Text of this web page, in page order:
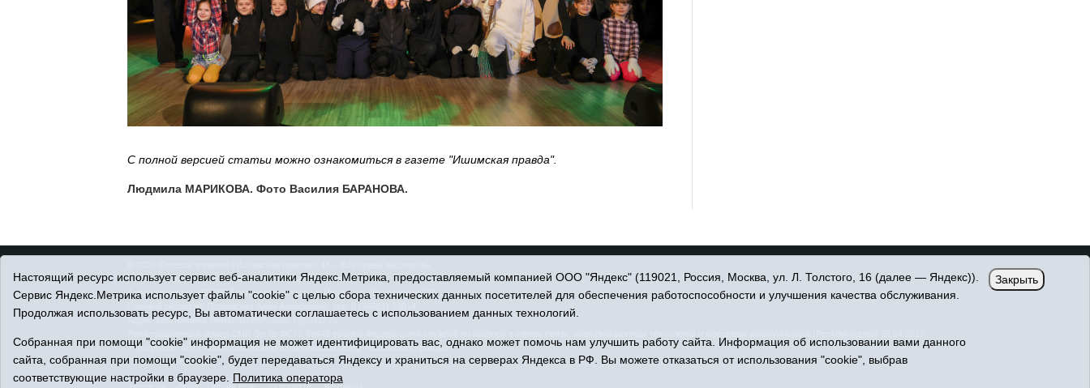
С полной версией статьи можно ознакомиться в газете "Ишимская правда".
Людмила МАРИКОВА. Фото Василия БАРАНОВА.
© При использовании материалов ссылка обязательна.
Адрес редакции: 627750 Тюменская область, г. Ишим, ул. Пономарёва, 39.
Адрес электронной почты:IshimPravda-1@obl72.ru
Учредитель: АНО «Информационно-издательский центр «Ишимская правда».
Политика оператора
Настоящий ресурс использует сервис веб-аналитики Яндекс.Метрика, предоставляемый компанией ООО "Яндекс" (119021, Россия, Москва, ул. Л. Толстого, 16 (далее — Яндекс)).
Сервис Яндекс.Метрика использует файлы "cookie" с целью сбора технических данных посетителей для обеспечения работоспособности и улучшения качества обслуживания.
Продолжая использовать ресурс, Вы автоматически соглашаетесь с использованием данных технологий.
Собранная при помощи "cookie" информация не может идентифицировать вас, однако может помочь нам улучшить работу сайта. Информация об использовании вами данного
сайта, собранная при помощи "cookie", будет передаваться Яндексу и храниться на серверах Яндекса в РФ. Вы можете отказаться от использования "cookie", выбрав
соответствующие настройки в браузере. Политика оператора
Закрыть